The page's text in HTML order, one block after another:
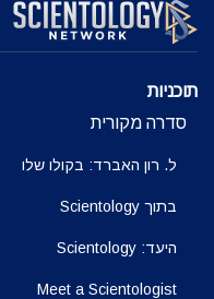
צפה
תוכניות
סדרה מקורית
ל. רון האברד: בקולו שלו
בתוך Scientology
היעד: Scientology
Meet a Scientologist